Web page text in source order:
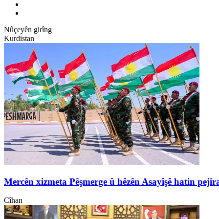
Nûçeyên girîng
Kurdistan
Mercên xizmeta Pêşmerge û hêzên Asayîşê hatin
Cîhan